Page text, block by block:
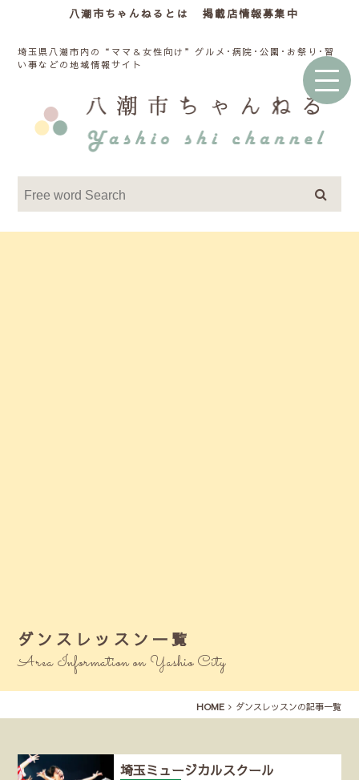
八潮市ちゃんねるとは 掲載店情報募集中
埼玉県八潮市内の“ママ＆女性向け”グルメ･病院･公園･お祭り･習
い事などの地域情報サイト
ダンスレッスン一覧
Area Information on Yashio City
HOME ダンスレッスンの記事一覧
埼玉ミュージカルスクール